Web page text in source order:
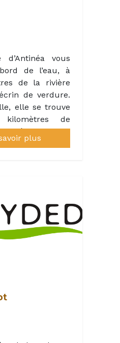
dans l'une de
coquettes avec
la cuisine du
ou sur
c'est aussi la
vos
ou repas
son service
ou sur
soit familial,
La
belle escale
du Lot.
d’Antinéa vous
de l’eau, à
de la rivière
de verdure.
elle se trouve
de
rivière et voie
sur le site
nautique de
et stand up
plus